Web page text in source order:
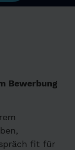
Bewerbung
fit für